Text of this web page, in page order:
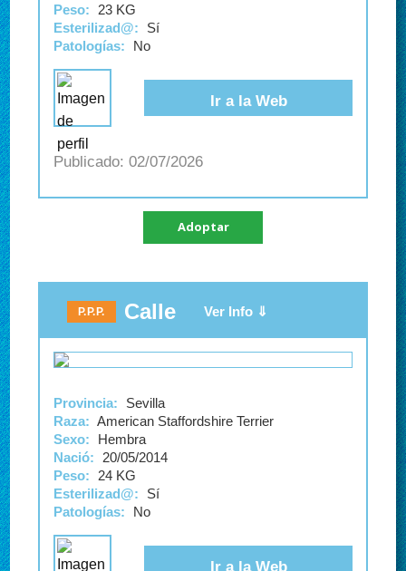
Peso:
23 KG
Esterilizad@:
Sí
Patologías:
No
Ir a la Web
02/07/2026
Adoptar
P.P.P. Calle
Provincia:
Sevilla
Raza: American Staffordshire Terrier
Sexo:
Hembra
Nació: 20/05/2014
Peso: 24 KG
Esterilizad@:
Sí
Patologías:
No
Ir a la Web